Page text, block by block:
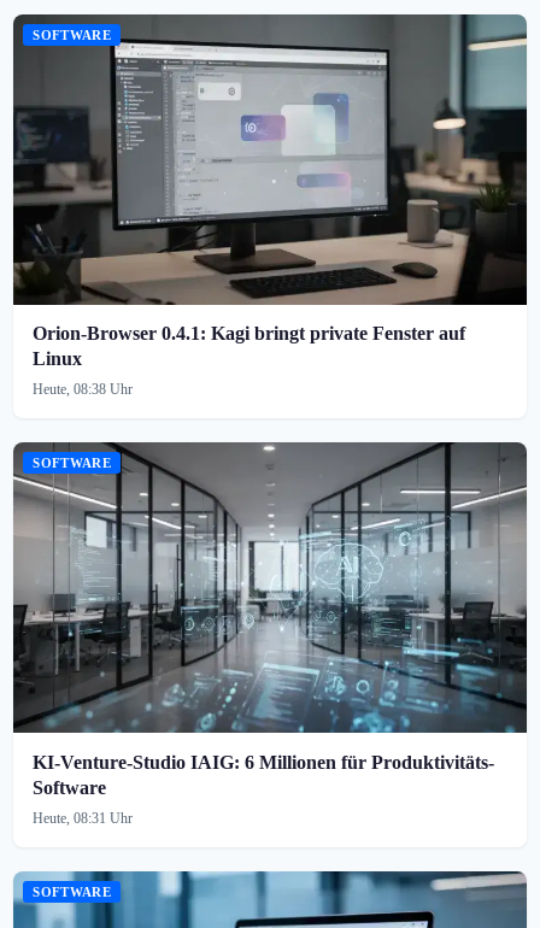
SOFTWARE
Orion-Browser 0.4.1: Kagi bringt private Fenster auf
Linux
Heute, 08:38 Uhr
SOFTWARE
KI-Venture-Studio IAIG: 6 Millionen für Produktivitäts-
Software
Heute, 08:31 Uhr
SOFTWARE